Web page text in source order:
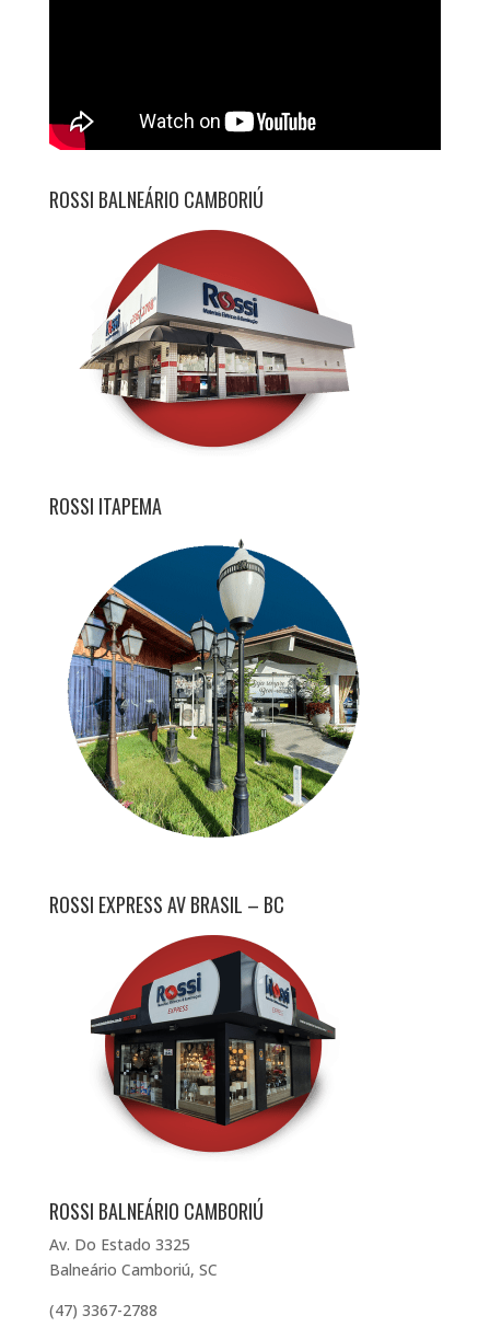
ROSSI BALNEÁRIO CAMBORIÚ
ROSSI ITAPEMA
ROSSI EXPRESS AV BRASIL – BC
ROSSI BALNEÁRIO CAMBORIÚ
Av. Do Estado 3325
Balneário Camboriú, SC
(47) 3367-2788